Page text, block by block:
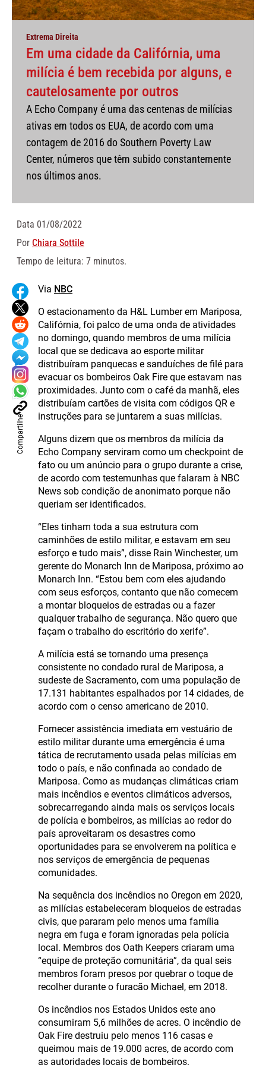
Extrema Direita
Em uma cidade da Califórnia, uma
milícia é bem recebida por alguns, e
cautelosamente por outros
A Echo Company é uma das centenas de milícias
ativas em todos os EUA, de acordo com uma
contagem de 2016 do Southern Poverty Law
Center, números que têm subido constantemente
nos últimos anos.
Data 01/08/2022
Por Chiara Sottile
Tempo de leitura: 7 minutos.
Compartilhe
Via NBC
O estacionamento da H&L Lumber em Mariposa,
Califórnia, foi palco de uma onda de atividades
no domingo, quando membros de uma milícia
local que se dedicava ao esporte militar
distribuíram panquecas e sanduíches de filé para
evacuar os bombeiros Oak Fire que estavam nas
proximidades. Junto com o café da manhã, eles
distribuíam cartões de visita com códigos QR e
instruções para se juntarem a suas milícias.
Alguns dizem que os membros da milícia da
Echo Company serviram como um checkpoint de
fato ou um anúncio para o grupo durante a crise,
de acordo com testemunhas que falaram à NBC
News sob condição de anonimato porque não
queriam ser identificados.
“Eles tinham toda a sua estrutura com
caminhões de estilo militar, e estavam em seu
esforço e tudo mais”, disse Rain Winchester, um
gerente do Monarch Inn de Mariposa, próximo ao
Monarch Inn. “Estou bem com eles ajudando
com seus esforços, contanto que não comecem
a montar bloqueios de estradas ou a fazer
qualquer trabalho de segurança. Não quero que
façam o trabalho do escritório do xerife”.
A milícia está se tornando uma presença
consistente no condado rural de Mariposa, a
sudeste de Sacramento, com uma população de
17.131 habitantes espalhados por 14 cidades, de
acordo com o censo americano de 2010.
Fornecer assistência imediata em vestuário de
estilo militar durante uma emergência é uma
tática de recrutamento usada pelas milícias em
todo o país, e não confinada ao condado de
Mariposa. Como as mudanças climáticas criam
mais incêndios e eventos climáticos adversos,
sobrecarregando ainda mais os serviços locais
de polícia e bombeiros, as milícias ao redor do
país aproveitaram os desastres como
oportunidades para se envolverem na política e
nos serviços de emergência de pequenas
comunidades.
Na sequência dos incêndios no Oregon em 2020,
as milícias estabeleceram bloqueios de estradas
civis, que pararam pelo menos uma família
negra em fuga e foram ignoradas pela polícia
local. Membros dos Oath Keepers criaram uma
“equipe de proteção comunitária”, da qual seis
membros foram presos por quebrar o toque de
recolher durante o furacão Michael, em 2018.
Os incêndios nos Estados Unidos este ano
consumiram 5,6 milhões de acres. O incêndio de
Oak Fire destruiu pelo menos 116 casas e
queimou mais de 19.000 acres, de acordo com
as autoridades locais de bombeiros.